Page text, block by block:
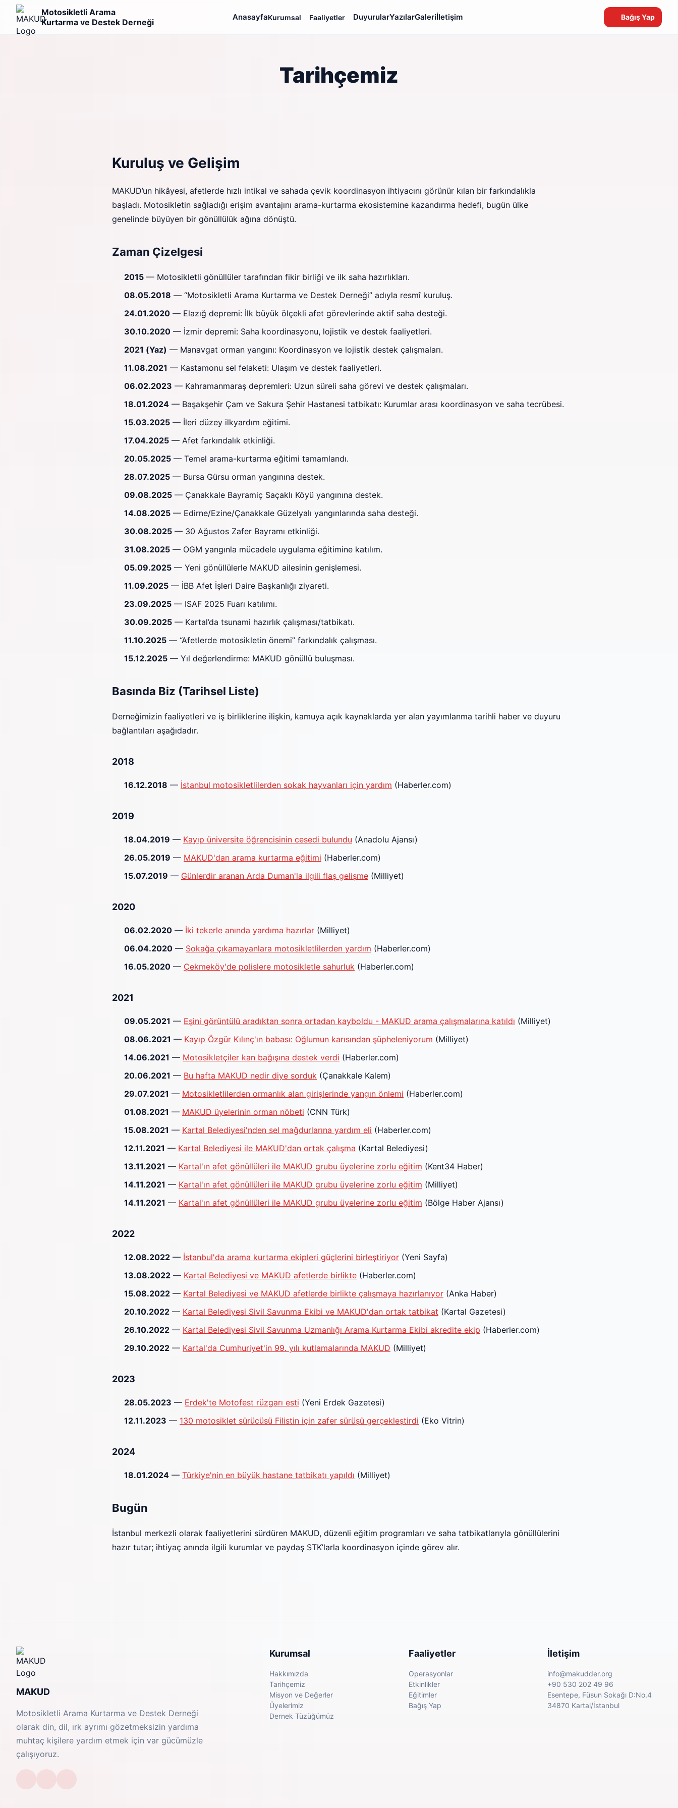
Motosikletli Arama
Kurtarma ve Destek Derneği
AnasayfaKurumsal Faaliyetler DuyurularYazılarGaleriİletişim Bağış Yap
Tarihçemiz
Kuruluş ve Gelişim
MAKUD’un hikâyesi, afetlerde hızlı intikal ve sahada çevik koordinasyon ihtiyacını görünür kılan bir farkındalıkla
başladı. Motosikletin sağladığı erişim avantajını arama-kurtarma ekosistemine kazandırma hedefi, bugün ülke
genelinde büyüyen bir gönüllülük ağına dönüştü.
Zaman Çizelgesi
2015 — Motosikletli gönüllüler tarafından fikir birliği ve ilk saha hazırlıkları.
08.05.2018 — “Motosikletli Arama Kurtarma ve Destek Derneği” adıyla resmî kuruluş.
24.01.2020 — Elazığ depremi: İlk büyük ölçekli afet görevlerinde aktif saha desteği.
30.10.2020 — İzmir depremi: Saha koordinasyonu, lojistik ve destek faaliyetleri.
2021 (Yaz) — Manavgat orman yangını: Koordinasyon ve lojistik destek çalışmaları.
11.08.2021 — Kastamonu sel felaketi: Ulaşım ve destek faaliyetleri.
06.02.2023 — Kahramanmaraş depremleri: Uzun süreli saha görevi ve destek çalışmaları.
18.01.2024 — Başakşehir Çam ve Sakura Şehir Hastanesi tatbikatı: Kurumlar arası koordinasyon ve saha tecrübesi.
15.03.2025 — İleri düzey ilkyardım eğitimi.
17.04.2025 — Afet farkındalık etkinliği.
20.05.2025 — Temel arama-kurtarma eğitimi tamamlandı.
28.07.2025 — Bursa Gürsu orman yangınına destek.
09.08.2025 — Çanakkale Bayramiç Saçaklı Köyü yangınına destek.
14.08.2025 — Edirne/Ezine/Çanakkale Güzelyalı yangınlarında saha desteği.
30.08.2025 — 30 Ağustos Zafer Bayramı etkinliği.
31.08.2025 — OGM yangınla mücadele uygulama eğitimine katılım.
05.09.2025 — Yeni gönüllülerle MAKUD ailesinin genişlemesi.
11.09.2025 — İBB Afet İşleri Daire Başkanlığı ziyareti.
23.09.2025 — ISAF 2025 Fuarı katılımı.
30.09.2025 — Kartal’da tsunami hazırlık çalışması/tatbikatı.
11.10.2025 — “Afetlerde motosikletin önemi” farkındalık çalışması.
15.12.2025 — Yıl değerlendirme: MAKUD gönüllü buluşması.
Basında Biz (Tarihsel Liste)
Derneğimizin faaliyetleri ve iş birliklerine ilişkin, kamuya açık kaynaklarda yer alan yayımlanma tarihli haber ve duyuru
bağlantıları aşağıdadır.
2018
16.12.2018 — İstanbul motosikletlilerden sokak hayvanları için yardım (Haberler.com)
2019
18.04.2019 — Kayıp üniversite öğrencisinin cesedi bulundu (Anadolu Ajansı)
26.05.2019 — MAKUD'dan arama kurtarma eğitimi (Haberler.com)
15.07.2019 — Günlerdir aranan Arda Duman'la ilgili flaş gelişme (Milliyet)
2020
06.02.2020 — İki tekerle anında yardıma hazırlar (Milliyet)
06.04.2020 — Sokağa çıkamayanlara motosikletlilerden yardım (Haberler.com)
16.05.2020 — Çekmeköy'de polislere motosikletle sahurluk (Haberler.com)
2021
09.05.2021 — Eşini görüntülü aradıktan sonra ortadan kayboldu - MAKUD arama çalışmalarına katıldı (Milliyet)
08.06.2021 — Kayıp Özgür Kılınç'ın babası: Oğlumun karısından şüpheleniyorum (Milliyet)
14.06.2021 — Motosikletçiler kan bağışına destek verdi (Haberler.com)
20.06.2021 — Bu hafta MAKUD nedir diye sorduk (Çanakkale Kalem)
29.07.2021 — Motosikletlilerden ormanlık alan girişlerinde yangın önlemi (Haberler.com)
01.08.2021 — MAKUD üyelerinin orman nöbeti (CNN Türk)
15.08.2021 — Kartal Belediyesi'nden sel mağdurlarına yardım eli (Haberler.com)
12.11.2021 — Kartal Belediyesi ile MAKUD'dan ortak çalışma (Kartal Belediyesi)
13.11.2021 — Kartal'ın afet gönüllüleri ile MAKUD grubu üyelerine zorlu eğitim (Kent34 Haber)
14.11.2021 — Kartal'ın afet gönüllüleri ile MAKUD grubu üyelerine zorlu eğitim (Milliyet)
14.11.2021 — Kartal'ın afet gönüllüleri ile MAKUD grubu üyelerine zorlu eğitim (Bölge Haber Ajansı)
2022
12.08.2022 — İstanbul'da arama kurtarma ekipleri güçlerini birleştiriyor (Yeni Sayfa)
13.08.2022 — Kartal Belediyesi ve MAKUD afetlerde birlikte (Haberler.com)
15.08.2022 — Kartal Belediyesi ve MAKUD afetlerde birlikte çalışmaya hazırlanıyor (Anka Haber)
20.10.2022 — Kartal Belediyesi Sivil Savunma Ekibi ve MAKUD'dan ortak tatbikat (Kartal Gazetesi)
26.10.2022 — Kartal Belediyesi Sivil Savunma Uzmanlığı Arama Kurtarma Ekibi akredite ekip (Haberler.com)
29.10.2022 — Kartal'da Cumhuriyet'in 99. yılı kutlamalarında MAKUD (Milliyet)
2023
28.05.2023 — Erdek'te Motofest rüzgarı esti (Yeni Erdek Gazetesi)
12.11.2023 — 130 motosiklet sürücüsü Filistin için zafer sürüşü gerçekleştirdi (Eko Vitrin)
2024
18.01.2024 — Türkiye'nin en büyük hastane tatbikatı yapıldı (Milliyet)
Bugün
İstanbul merkezli olarak faaliyetlerini sürdüren MAKUD, düzenli eğitim programları ve saha tatbikatlarıyla gönüllülerini
hazır tutar; ihtiyaç anında ilgili kurumlar ve paydaş STK’larla koordinasyon içinde görev alır.
MAKUD
Motosikletli Arama Kurtarma ve Destek Derneği
olarak din, dil, ırk ayrımı gözetmeksizin yardıma
muhtaç kişilere yardım etmek için var gücümüzle
çalışıyoruz.
Kurumsal
Hakkımızda
Tarihçemiz
Misyon ve Değerler
Üyelerimiz
Dernek Tüzüğümüz
Faaliyetler
Operasyonlar
Etkinlikler
Eğitimler
Bağış Yap
İletişim
info@makudder.org
+90 530 202 49 96
Esentepe, Füsun Sokağı D:No.4
34870 Kartal/İstanbul